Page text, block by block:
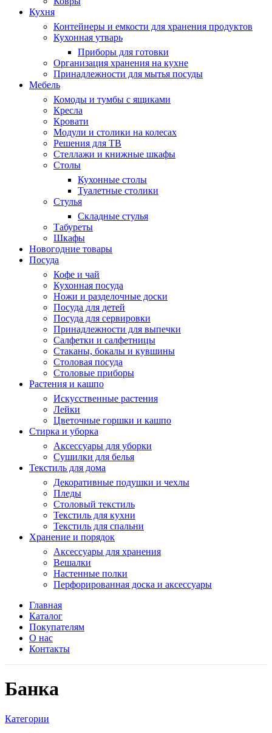
Кухня
Контейнеры и емкости для хранения продуктов
Кухонная утварь
Приборы для готовки
Организация хранения на кухне
Принадлежности для мытья посуды
Мебель
Комоды и тумбы с ящиками
Кресла
Кровати
Модули и столики на колесах
Решения для ТВ
Стеллажи и книжные шкафы
Столы
Кухонные столы
Туалетные столики
Стулья
Складные стулья
Табуреты
Шкафы
Новогодние товары
Посуда
Кофе и чай
Кухонная посуда
Ножи и разделочные доски
Посуда для детей
Посуда для сервировки
Принадлежности для выпечки
Салфетки и салфетницы
Стаканы, бокалы и кувшины
Столовая посуда
Столовые приборы
Растения и кашпо
Искусственные растения
Лейки
Цветочные горшки и кашпо
Стирка и уборка
Аксессуары для уборки
Сушилки для белья
Текстиль для дома
Декоративные подушки и чехлы
Пледы
Столовый текстиль
Текстиль для кухни
Текстиль для спальни
Хранение и порядок
Аксессуары для хранения
Вешалки
Настенные полки
Перфорированная доска и аксессуары
Главная
Каталог
Покупателям
О нас
Контакты
Банка
Категории